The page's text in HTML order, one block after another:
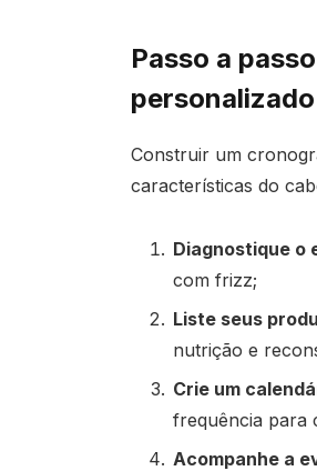
Passo a
personalizado
Construir um
características do
Diagnostique o
com frizz;
Liste seus
nutrição e
Crie um
frequência para
Acompanhe a